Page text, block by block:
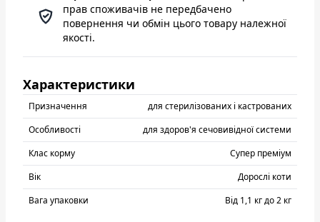
прав споживачів не передбачено
повернення чи обмін цього товару належної
якості.
Характеристики
Призначення
для стерилізованих і кастрованих
Особливості
для здоров'я сечовивідної системи
Клас корму
Супер преміум
Вік
Дорослі коти
Вага упаковки
Від 1,1 кг до 2 кг